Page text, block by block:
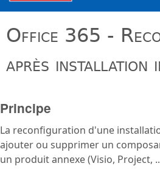
Office 365 -
après installation
Principe
La reconfiguration d'une
ajouter ou supprimer un
un produit annexe (Visio, Project,